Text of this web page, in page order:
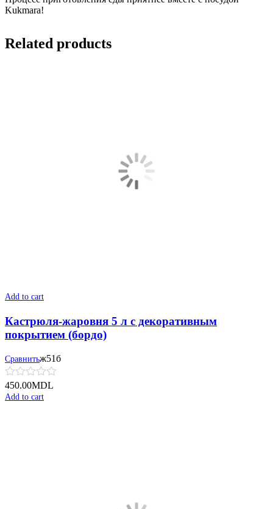
Kukmara!
Related products
Add to cart
Кастрюля-жаровня 5 л с декоративным
покрытием (бордо)
Сравнитьж51б
450.00MDL
Add to cart